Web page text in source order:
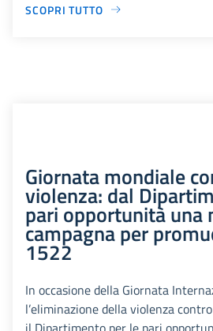
SCOPRI TUTTO
Giornata mondiale
violenza: dal
pari opportunità una
campagna per
1522
In occasione della Giornata
l’eliminazione della violenza